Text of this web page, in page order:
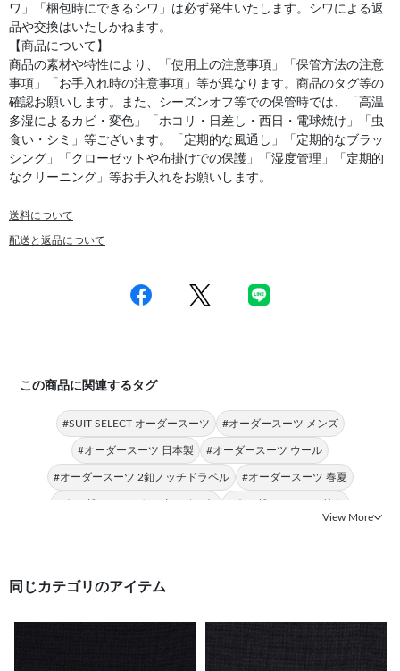
ワ」「梱包時にできるシワ」は必ず発生いたします。シワによる返
品や交換はいたしかねます。
【商品について】
商品の素材や特性により、「使用上の注意事項」「保管方法の注意
事項」「お手入れ時の注意事項」等が異なります。商品のタグ等の
確認お願いします。また、シーズンオフ等での保管時では、「高温
多湿によるカビ・変色」「ホコリ・日差し・西日・電球焼け」「虫
食い・シミ」等ございます。「定期的な風通し」「定期的なブラッ
シング」「クローゼットや布掛けでの保護」「湿度管理」「定期的
なクリーニング」等お手入れをお願いします。
送料について
配送と返品について
この商品に関連するタグ
#SUIT SELECT オーダースーツ #オーダースーツ メンズ
#オーダースーツ 日本製 #オーダースーツ ウール
#オーダースーツ 2釦ノッチドラペル #オーダースーツ 春夏
#オーダースーツ センターベント #オーダースーツ スリム
View More
同じカテゴリのアイテム